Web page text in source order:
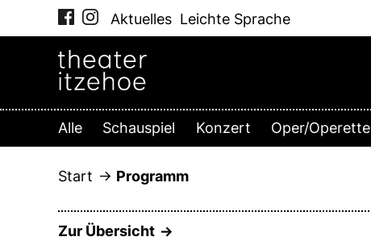
Aktuelles Leichte Sprache
Alle Schauspiel Konzert Oper/Operette
Start Programm
Zur Übersicht